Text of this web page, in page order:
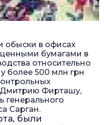
обыски в офисах
бумагами в
относительно
более 500 млн грн
Дмитрию Фирташу,
генерального
Сарган.
были